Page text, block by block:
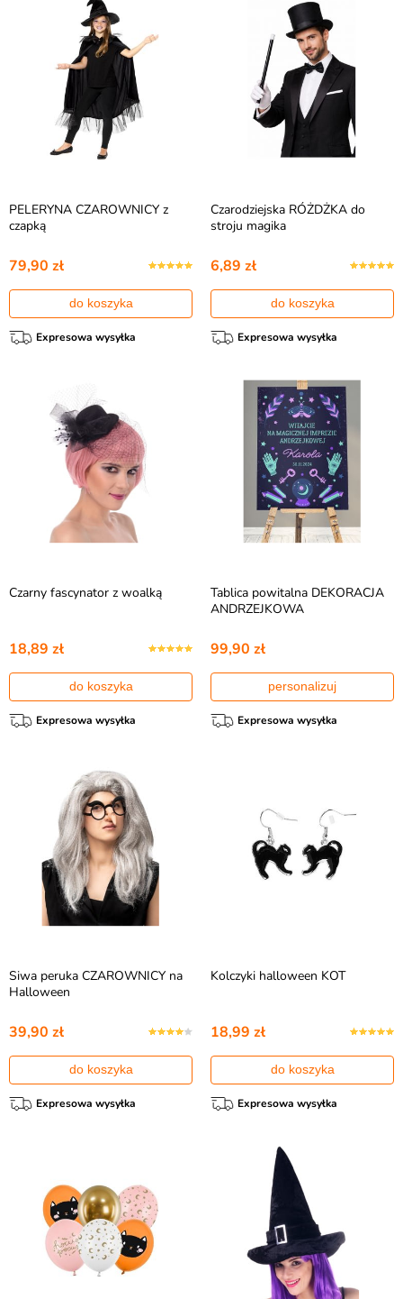
PELERYNA CZAROWNICY z
czapką
79,90 zł
do koszyka
Expresowa wysyłka
Czarodziejska RÓŻDŻKA do
stroju magika
6,89 zł
do koszyka
Expresowa wysyłka
Czarny fascynator z woalką
18,89 zł
do koszyka
Expresowa wysyłka
Tablica powitalna DEKORACJA
ANDRZEJKOWA
99,90 zł
personalizuj
Expresowa wysyłka
Siwa peruka CZAROWNICY na
Halloween
39,90 zł
do koszyka
Expresowa wysyłka
Kolczyki halloween KOT
18,99 zł
do koszyka
Expresowa wysyłka